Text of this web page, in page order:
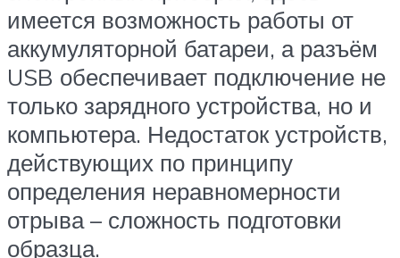
имеется возможность работы от
аккумуляторной батареи, а разъём
USB обеспечивает подключение не
только зарядного устройства, но и
компьютера. Недостаток устройств,
действующих по принципу
определения неравномерности
отрыва – сложность подготовки
образца.